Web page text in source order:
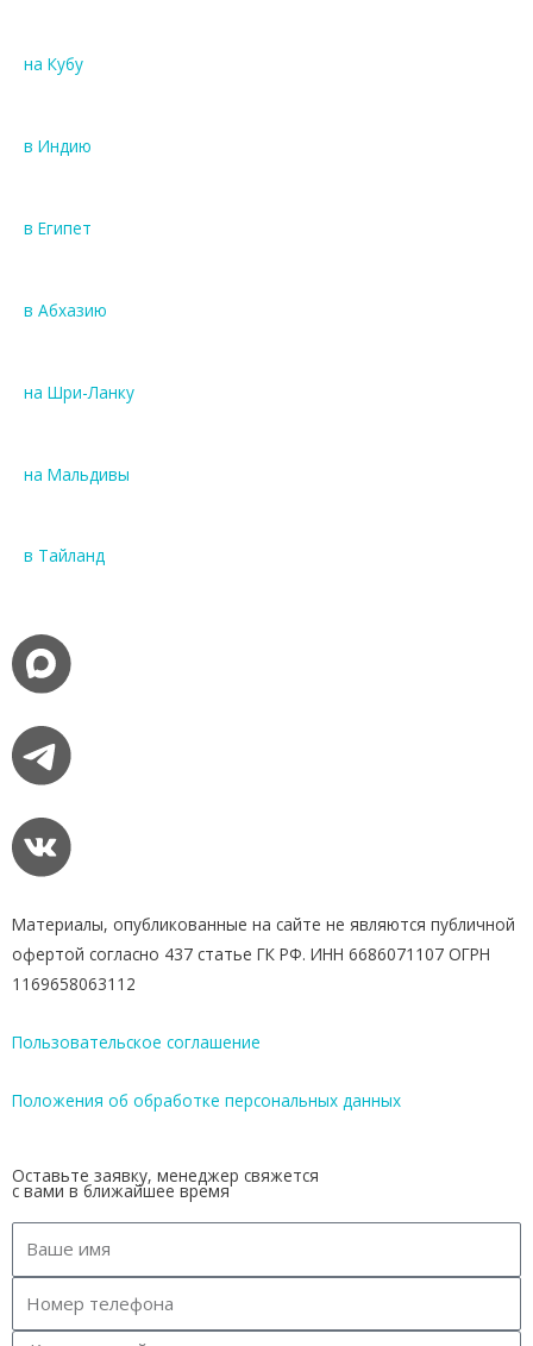
на Кубу
в Индию
в Египет
в Абхазию
на Шри-Ланку
на Мальдивы
в Тайланд
Материалы, опубликованные на сайте не являются публичной
офертой согласно 437 статье ГК РФ. ИНН 6686071107 ОГРН
1169658063112
Пользовательское соглашение
Положения об обработке персональных данных
Оставьте заявку, менеджер свяжется
с вами в ближайшее время